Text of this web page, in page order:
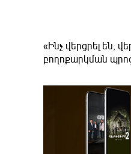
«Ինչ վերցրել են,
բողոքարկման